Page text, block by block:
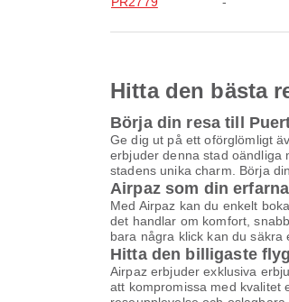
Hitta den bästa
Börja din resa till
Ge dig ut på ett oförglömligt
erbjuder denna stad oändliga
stadens unika charm. Börja
Airpaz som din
Med Airpaz kan du enkelt
det handlar om komfort,
bara några klick kan du säkra
Hitta den billigaste
Airpaz erbjuder exklusiva
att kompromissa med kvalitet